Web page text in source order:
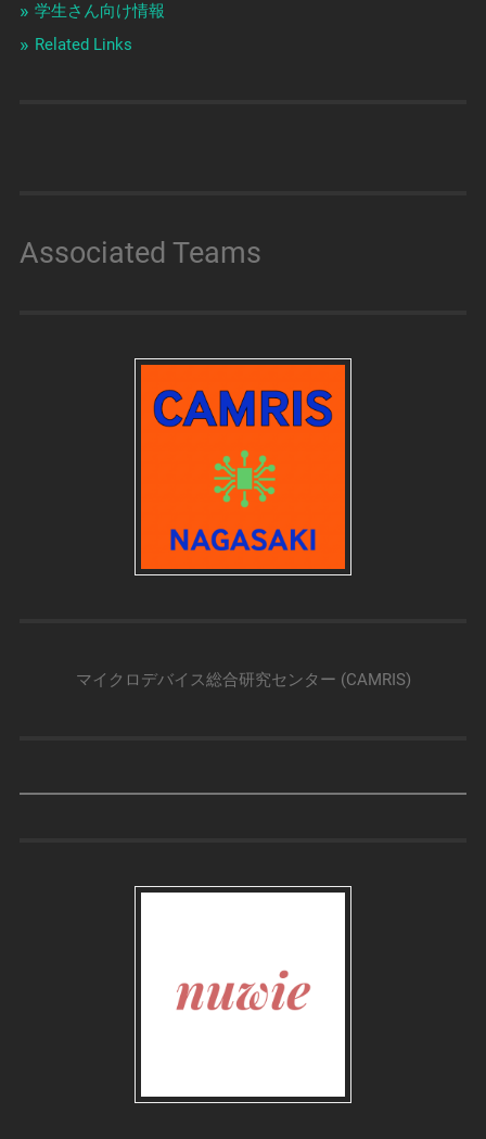
学生さん向け情報
Related Links
Associated Teams
マイクロデバイス総合研究センター (CAMRIS)